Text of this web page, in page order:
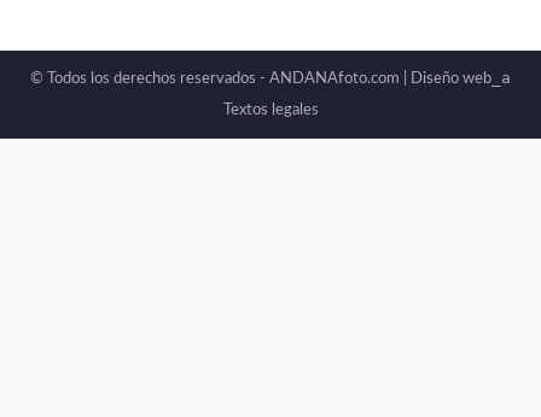
© Todos los derechos reservados - ANDANAfoto.com | Diseño web _a
Textos legales